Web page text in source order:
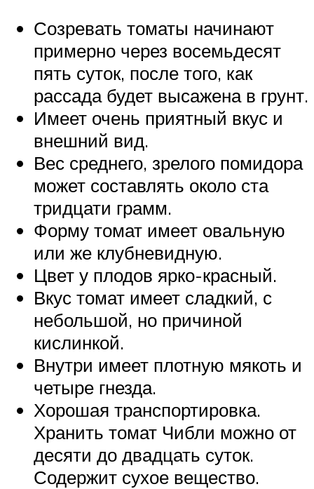
Созревать томаты начинают
примерно через восемьдесят
пять суток, после того, как
рассада будет высажена в грунт.
Имеет очень приятный вкус и
внешний вид.
Вес среднего, зрелого помидора
может составлять около ста
тридцати грамм.
Форму томат имеет овальную
или же клубневидную.
Цвет у плодов ярко-красный.
Вкус томат имеет сладкий, с
небольшой, но причиной
кислинкой.
Внутри имеет плотную мякоть и
четыре гнезда.
Хорошая транспортировка.
Хранить томат Чибли можно от
десяти до двадцать суток.
Содержит сухое вещество.